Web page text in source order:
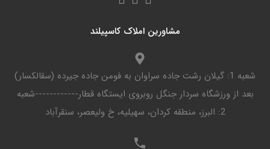
مشاورین املاک کاسپیلند
شعبه 1: گیلان رشت جاده سراوان به فومن جاده جیرده (سقالکسار)
بعد از ورزشگاه سردار جنگل روبروی ایستگاه قطار------------شعبه
2: البرز، منطقه کردان، سهیلیه، خ ولیعصر، سنقرآباد